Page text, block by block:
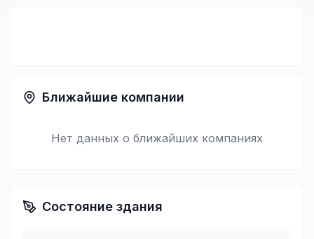
Ближайшие компании
Нет данных о ближайших компаниях
Состояние здания